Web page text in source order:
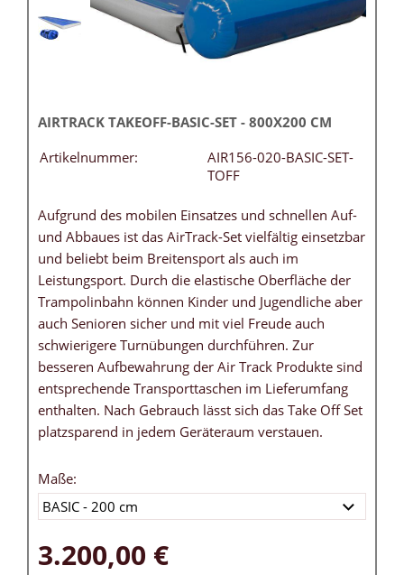
AIRTRACK TAKEOFF-BASIC-SET - 800X200 CM
Artikelnummer:
AIR156-020-BASIC-SET-
TOFF
Aufgrund des mobilen Einsatzes und schnellen Auf-
und Abbaues ist das AirTrack-Set vielfältig einsetzbar
und beliebt beim Breitensport als auch im
Leistungsport. Durch die elastische Oberfläche der
Trampolinbahn können Kinder und Jugendliche aber
auch Senioren sicher und mit viel Freude auch
schwierigere Turnübungen durchführen. Zur
besseren Aufbewahrung der Air Track Produkte sind
entsprechende Transporttaschen im Lieferumfang
enthalten. Nach Gebrauch lässt sich das Take Off Set
platzsparend in jedem Geräteraum verstauen.
Maße:
3.200,00 €